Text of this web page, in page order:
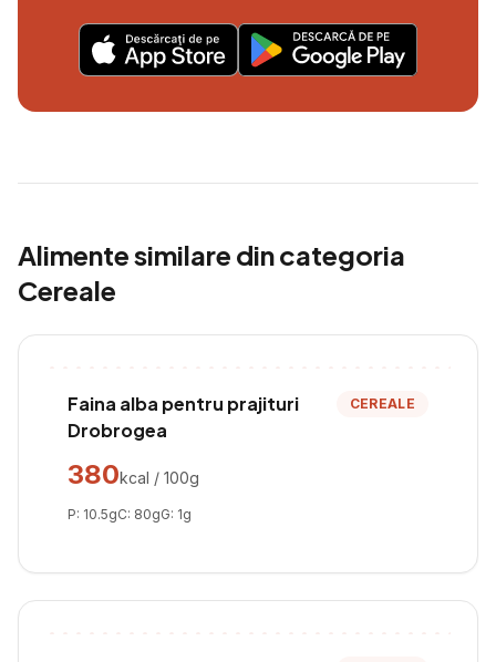
Alimente similare din categoria
Cereale
Faina alba pentru prajituri
Drobrogea
CEREALE
380kcal / 100g
P: 10.5gC: 80gG: 1g